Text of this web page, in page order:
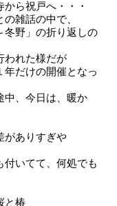
ら祝戸へ・・・
雑話の中で、
野」の折り返しの
れた様だが
だけの開催となっ
、今日は、暖か
ありすぎや
てて、何処でも
椿